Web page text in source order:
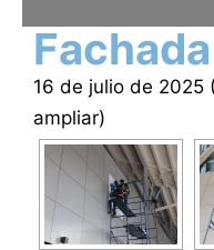
de
México
16 de julio de 2025
ampliar)